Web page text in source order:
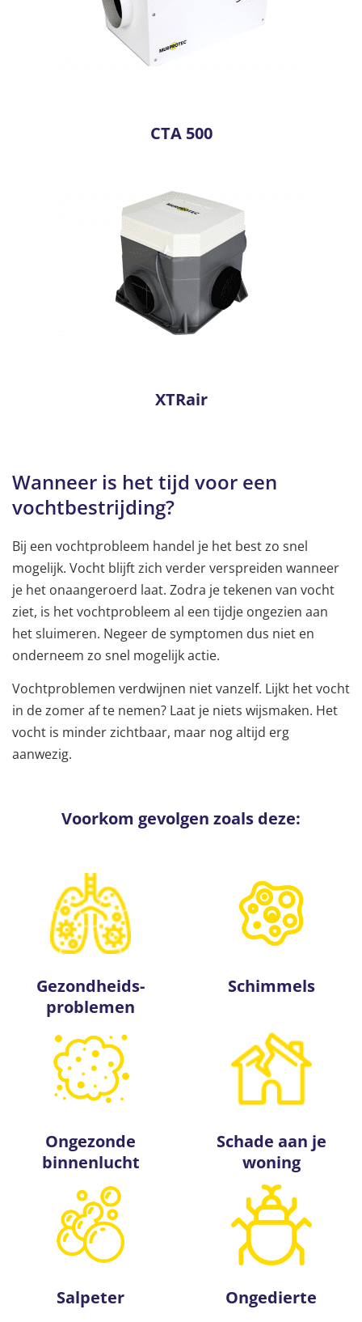
CTA 500
XTRair
Wanneer is het tijd voor een
vochtbestrijding?
Bij een vochtprobleem handel je het best zo snel
mogelijk. Vocht blijft zich verder verspreiden wanneer
je het onaangeroerd laat. Zodra je tekenen van vocht
ziet, is het vochtprobleem al een tijdje ongezien aan
het sluimeren. Negeer de symptomen dus niet en
onderneem zo snel mogelijk actie.
Vochtproblemen verdwijnen niet vanzelf. Lijkt het vocht
in de zomer af te nemen? Laat je niets wijsmaken. Het
vocht is minder zichtbaar, maar nog altijd erg
aanwezig.
Voorkom gevolgen zoals deze:
Gezondheids­
problemen
Schimmels
Ongezonde
binnenlucht
Schade aan je
woning
Salpeter Ongedierte